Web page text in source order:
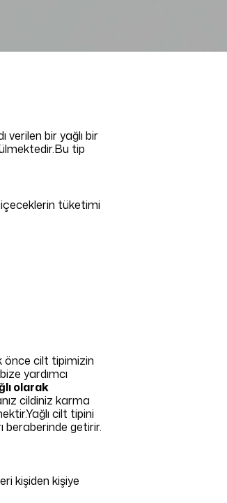
bir yağlı bir
tip
içeceklerin tüketimi
önce cilt tipimizin
yardımcı
olarak
cildiniz karma
cilt tipini
beraberinde getirir.
kişiden kişiye